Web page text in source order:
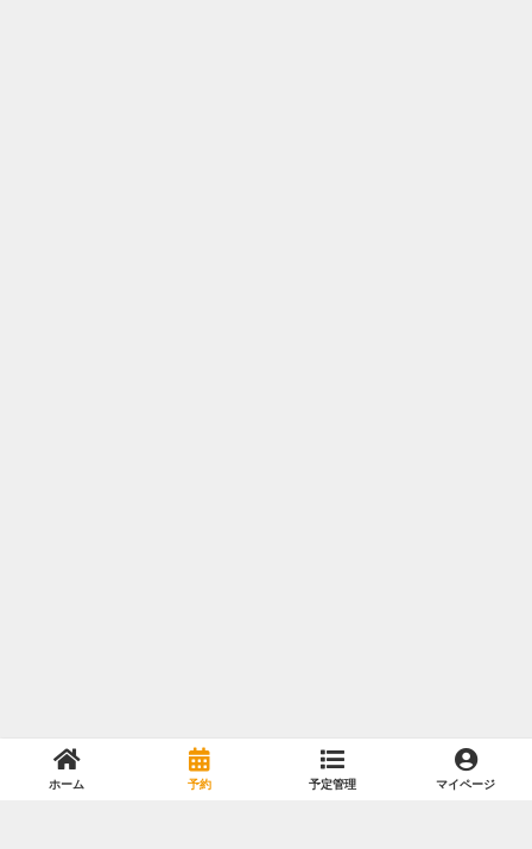
ホーム 予約 予定管理 マイページ